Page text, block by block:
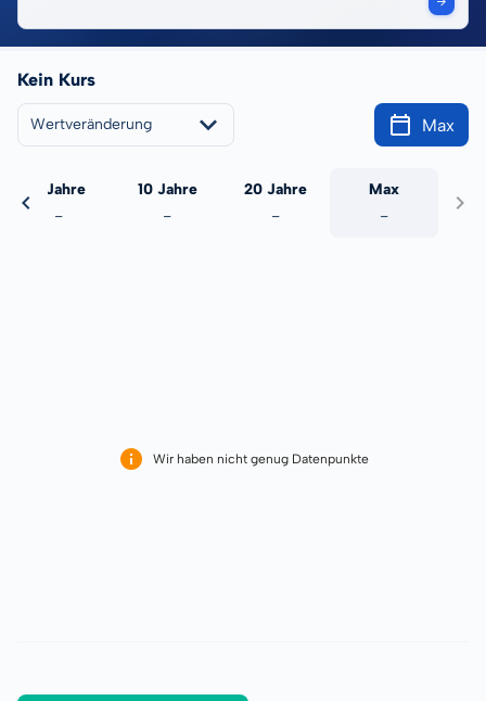
Kein Kurs
Wertveränderung Max
5 Jahre
-
10 Jahre
-
20 Jahre
-
Max
-
Wir haben nicht genug Datenpunkte